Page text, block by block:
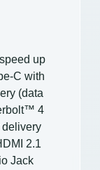
up
C with
(data
4
2.1
Jack